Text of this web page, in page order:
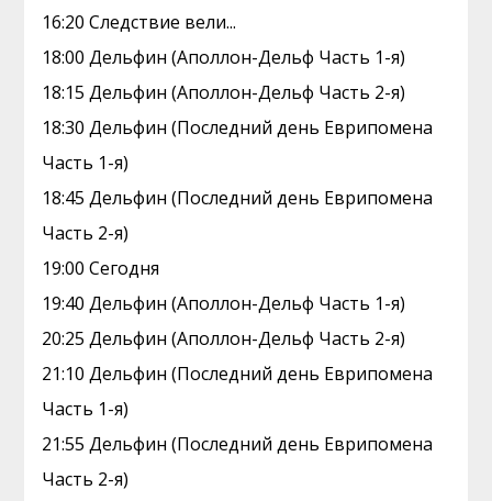
16:20 Следствие вели...
18:00 Дельфин (Аполлон-Дельф Часть 1-я)
18:15 Дельфин (Аполлон-Дельф Часть 2-я)
18:30 Дельфин (Последний день Еврипомена
Часть 1-я)
18:45 Дельфин (Последний день Еврипомена
Часть 2-я)
19:00 Сегодня
19:40 Дельфин (Аполлон-Дельф Часть 1-я)
20:25 Дельфин (Аполлон-Дельф Часть 2-я)
21:10 Дельфин (Последний день Еврипомена
Часть 1-я)
21:55 Дельфин (Последний день Еврипомена
Часть 2-я)